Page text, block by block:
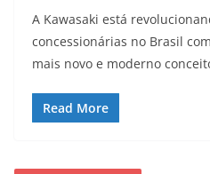
A Kawasaki está
concessionárias no Brasil
mais novo e moderno
Read More